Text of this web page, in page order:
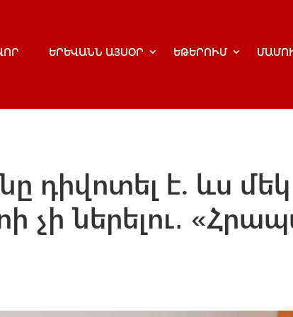
ԵՐԵՎԱՆՆ ԱՅՍՕՐ ԵԹԵՐՈՒՄ
դիվոտել է. ևս մեկ
չի ներելու․